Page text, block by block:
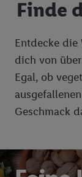
Finde
Entdecke
dich von
Egal, ob
Geschmack